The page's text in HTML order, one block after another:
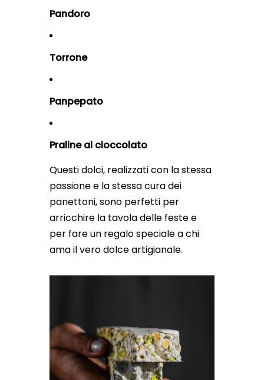
Pandoro
Torrone
Panpepato
Praline al cioccolato
Questi dolci, realizzati con la stessa
passione e la stessa cura dei
panettoni, sono perfetti per
arricchire la tavola delle feste e
per fare un regalo speciale a chi
ama il vero dolce artigianale.